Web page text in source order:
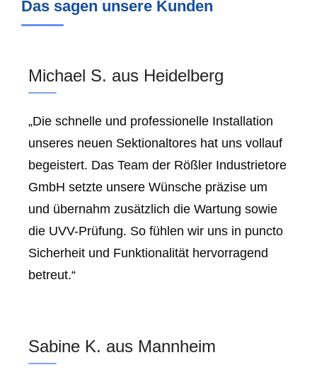
Das sagen unsere Kunden
Michael S. aus Heidelberg
„Die schnelle und professionelle Installation
unseres neuen Sektionaltores hat uns vollauf
begeistert. Das Team der Rößler Industrietore
GmbH setzte unsere Wünsche präzise um
und übernahm zusätzlich die Wartung sowie
die UVV-Prüfung. So fühlen wir uns in puncto
Sicherheit und Funktionalität hervorragend
betreut.“
Sabine K. aus Mannheim